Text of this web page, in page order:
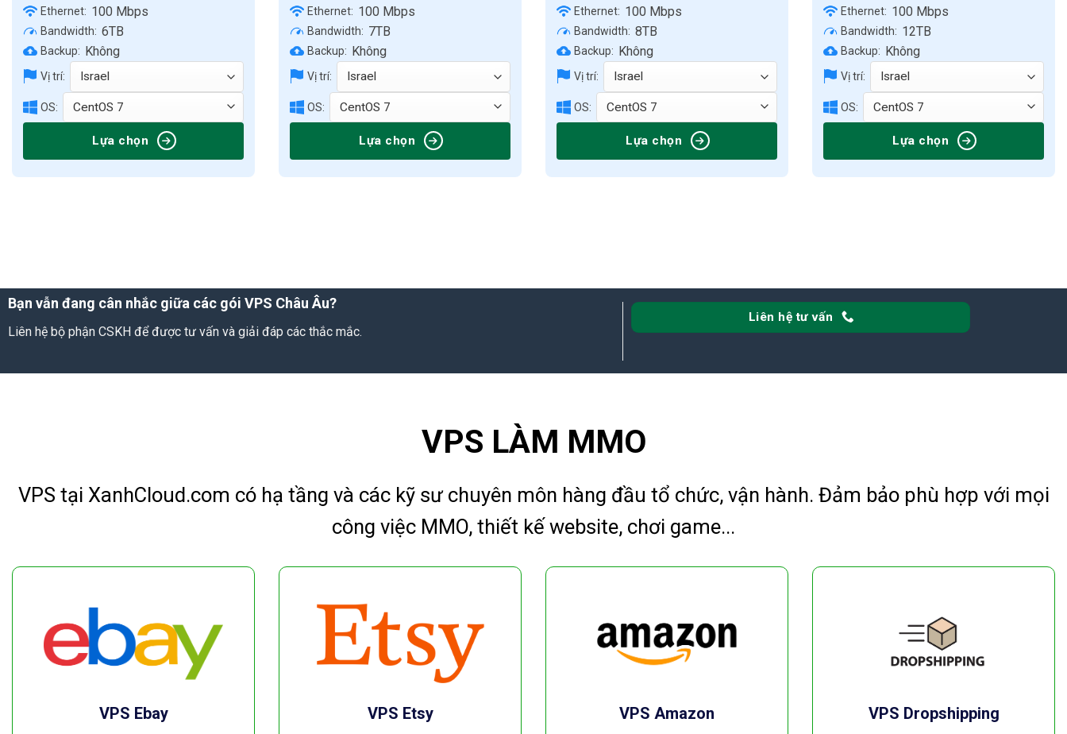
Ethernet: 100 Mbps
Bandwidth: 6TB
Backup: Không
Vị trí:
OS:
Lựa chọn
Ethernet: 100 Mbps
Bandwidth: 7TB
Backup: Không
Vị trí:
OS:
Lựa chọn
Ethernet: 100 Mbps
Bandwidth: 8TB
Backup: Không
Vị trí:
OS:
Lựa chọn
Ethernet: 100 Mbps
Bandwidth: 12TB
Backup: Không
Vị trí:
OS:
Lựa chọn
Bạn vẫn đang cân nhắc giữa các gói VPS Châu Âu?
Liên hệ bộ phận CSKH để được tư vấn và giải đáp các thắc mắc.
Liên hệ tư vấn
VPS LÀM MMO
VPS tại XanhCloud.com có hạ tầng và các kỹ sư chuyên môn hàng đầu tổ chức, vận hành. Đảm bảo phù hợp với mọi
công việc MMO, thiết kế website, chơi game...
VPS Ebay VPS Etsy VPS Amazon VPS Dropshipping